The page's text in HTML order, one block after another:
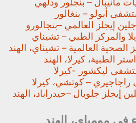
مانيبال – بنجلور ودلهي
أبولو – بنغالور
إيجلز العالمي –بنجالورو
والمركز الطبي – تشيناي
الصحية العالمية – تشيناي، الهند
الطبية، كيرلا، الهند
ليكشور -كيرلا
– كوتشي، كيرلا
إيجلز جلوبال –حيدراباد، الهند
في مومباي، الهند